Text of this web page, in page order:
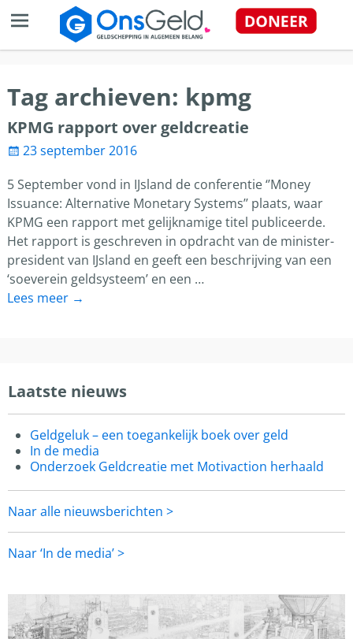
Tag archieven: kpmg
KPMG rapport over geldcreatie
23 september 2016
5 September vond in IJsland de conferentie ‘’Money
Issuance: Alternative Monetary Systems’’ plaats, waar
KPMG een rapport met gelijknamige titel publiceerde.
Het rapport is geschreven in opdracht van de minister-
president van IJsland en geeft een beschrijving van een
‘soeverein geldsysteem’ en een …
Lees meer →
Laatste nieuws
Geldgeluk – een toegankelijk boek over geld
In de media
Onderzoek Geldcreatie met Motivaction herhaald
Naar alle nieuwsberichten >
Naar ‘In de media’ >